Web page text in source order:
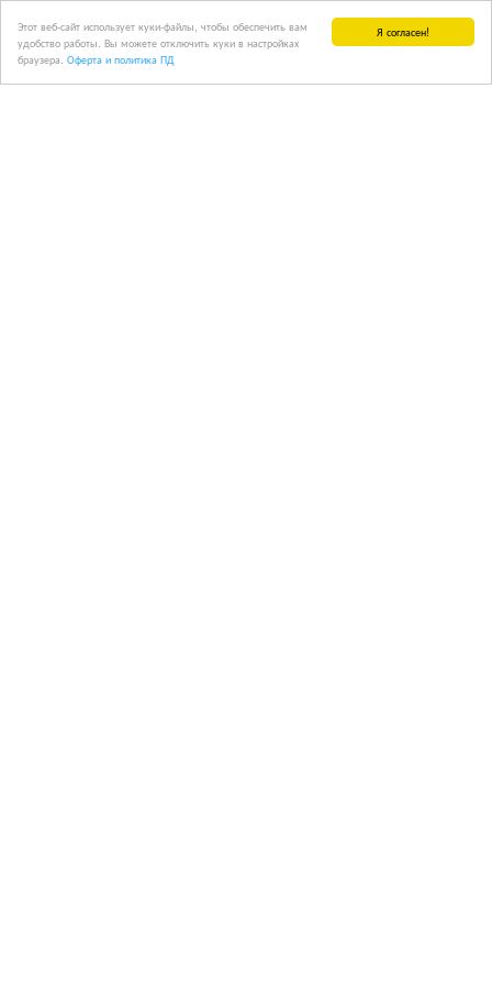
Я согласен!
Этот веб-сайт использует куки-файлы, чтобы обеспечить вам
удобство работы. Вы можете отключить куки в настройках
браузера. Оферта и политика ПД